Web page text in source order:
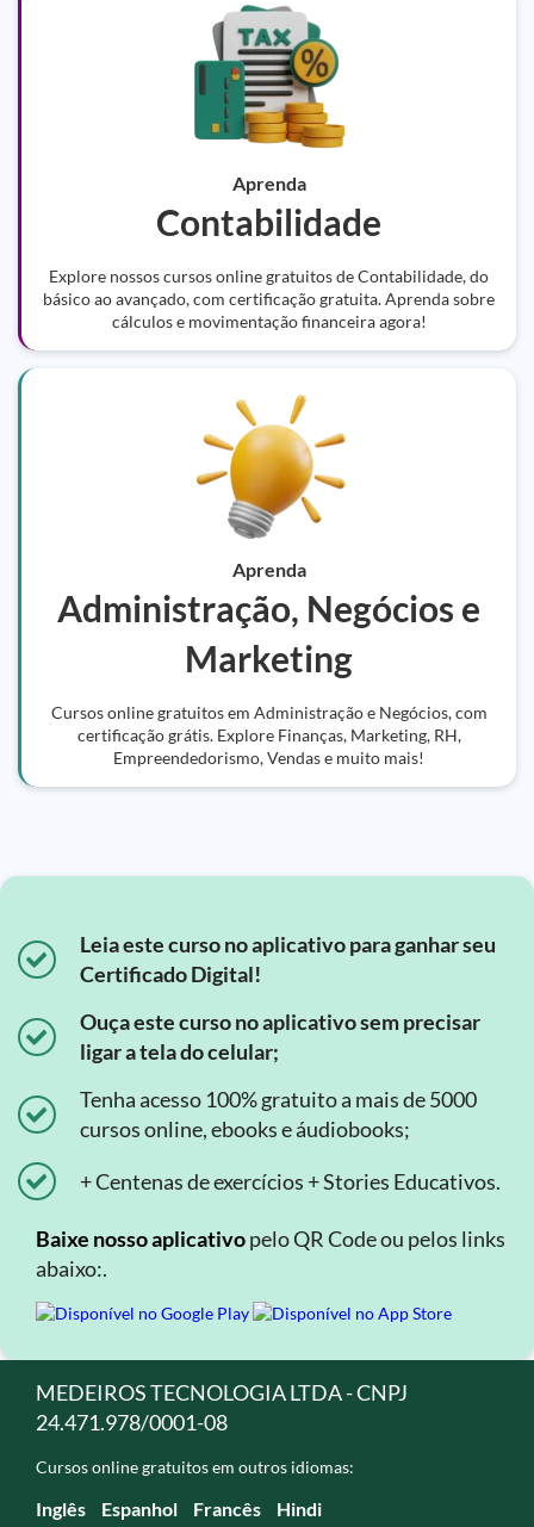
Aprenda
Contabilidade
Explore nossos cursos online gratuitos de Contabilidade, do
básico ao avançado, com certificação gratuita. Aprenda sobre
cálculos e movimentação financeira agora!
Aprenda
Administração, Negócios e
Marketing
Cursos online gratuitos em Administração e Negócios, com
certificação grátis. Explore Finanças, Marketing, RH,
Empreendedorismo, Vendas e muito mais!
Leia este curso no aplicativo para ganhar seu
Certificado Digital!
Ouça este curso no aplicativo sem precisar
ligar a tela do celular;
Tenha acesso 100% gratuito a mais de 5000
cursos online, ebooks e áudiobooks;
+ Centenas de exercícios + Stories Educativos.
Baixe nosso aplicativopelo QR Code ou pelos links
abaixo:.
MEDEIROS TECNOLOGIA LTDA - CNPJ
24.471.978/0001-08
Cursos online gratuitos em outros idiomas:
Inglês Espanhol Francês Hindi